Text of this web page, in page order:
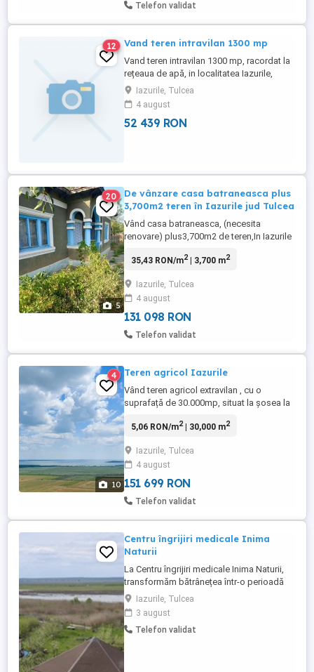
Telefon validat
12 Vand teren intravilan 1300 mp
Vand teren intravilan 1300 mp, racordat la
rețeaua de apă, in localitatea Iazurile,
jud.Tulcea.
Iazurile, Tulcea
4 august
52 439 RON
5
20
De vânzare casa batraneasca plus
3,700m2 teren în Iazurile jud Tulcea
Vând casa batraneasca, (necesita
renovare) plus3,700m2 de teren,In Iazurile
contact . . Prețul afișat este ușor
35,43 RON/m2| 3,700 m2
Iazurile, Tulcea
4 august
131 098 RON
Telefon validat
10
4 Teren agricol Iazurile
Vând teren agricol extravilan , cu o
suprafață de 30.000mp, situat la șosea la
Nucarilor. Teren agricol in suprafață de
Iazurile-Colina și situat pe linia digului,
apartinător fostului complex piscicol
Iazurile . In proximitate ...
5,06 RON/m2| 30,000 m2
Iazurile, Tulcea
4 august
151 699 RON
Telefon validat
Centru îngrijiri medicale Inima
Naturii
La Centru îngrijiri medicale Inima Naturii,
transformăm bătrânețea într-o perioadă
de tihnă și bucurie Introducere: Căutați un
loc unde părinții sau bunicii
dumneavoastră să fie îngrijiți cu
demnitate, profesionalism și, mai ales, cu
Iazurile, Tulcea
3 august
Telefon validat